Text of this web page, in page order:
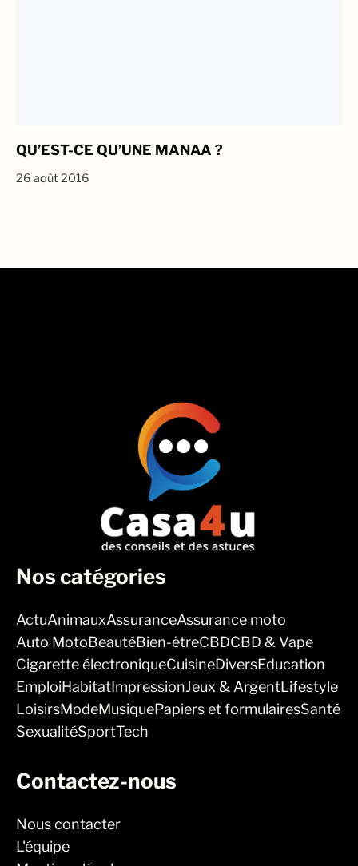
QU’EST-CE QU’UNE MANAA ?
26 août 2016
Nos catégories
ActuAnimauxAssuranceAssurance moto
Auto MotoBeautéBien-êtreCBDCBD & Vape
Cigarette électroniqueCuisineDiversEducation
EmploiHabitatImpressionJeux & ArgentLifestyle
LoisirsModeMusiquePapiers et formulairesSanté
SexualitéSportTech
Contactez-nous
Nous contacter
L'équipe